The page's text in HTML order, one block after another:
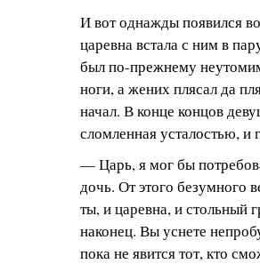
И вот однажды появился
царевна встала с ним в
был по-прежнему
ноги, а жених плясал да
начал. В конце концов
сломленная усталостью, и
— Царь, я мог бы
дочь. От этого безумного
ты, и царевна, и стольный
наконец. Вы уснете
пока не явится тот, кто